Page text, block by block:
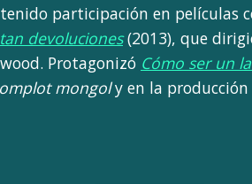
participación en películas
devoluciones (2013), que
Protagonizó Cómo ser un
mongoly en la producción